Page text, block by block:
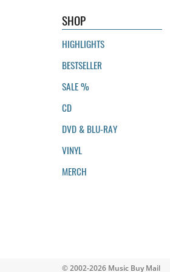
SHOP
HIGHLIGHTS
BESTSELLER
SALE %
CD
DVD & BLU-RAY
VINYL
MERCH
© 2002-2026 Music Buy Mail